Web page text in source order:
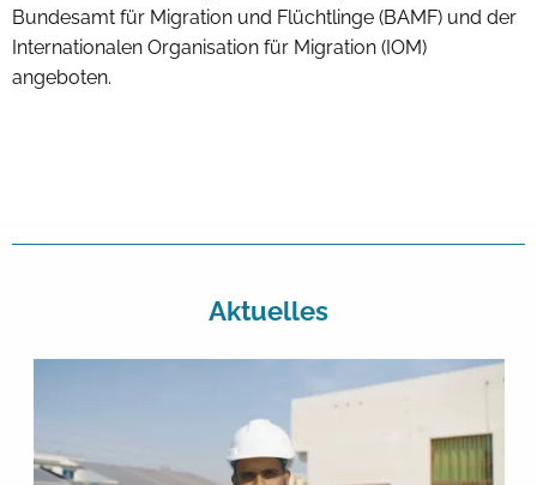
Bundesamt für Migration und Flüchtlinge (BAMF) und der
Internationalen Organisation für Migration (IOM)
angeboten.
Aktuelles